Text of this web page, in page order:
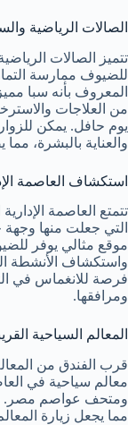
الصالات الرياضية
تتميز الصالات
للضيوف ممارسة
المعروف بأنه سبا
من العلاجات
يوم حافل. يمكن
والعناية بالبشرة،
استكشاف العاصمة
تتمتع العاصمة
التي جعلت منها وجهة
موقع مثالي يوفر
واستكشاف الأنشطة
فرصة للانغماس في
ومرافقها.
المعالم السياحية
قرب الفندق من المعالم
معالم سياحية في
ومتحف عواصم مصر.
مما يجعل زيارة